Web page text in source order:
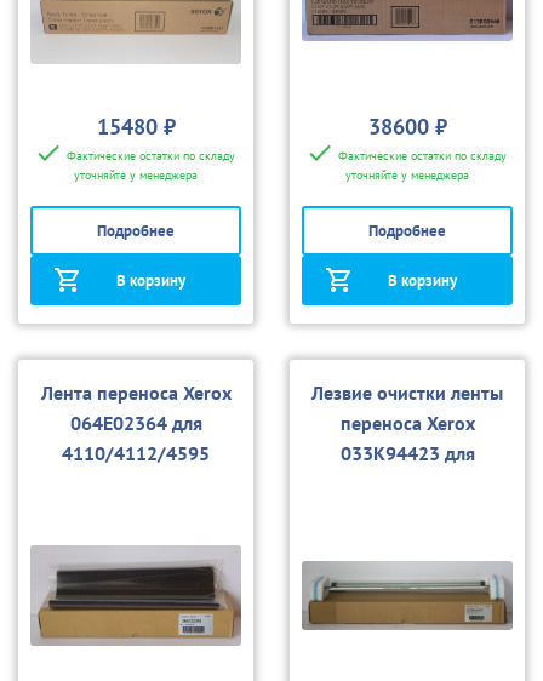
15480 ₽
Фактические остатки по складу
уточняйте у менеджера
Подробнее
В корзину
38600 ₽
Фактические остатки по складу
уточняйте у менеджера
Подробнее
В корзину
Лента переноса Xerox
064E02364 для
4110/4112/4595
Лезвие очистки ленты
переноса Xerox
033K94423 для